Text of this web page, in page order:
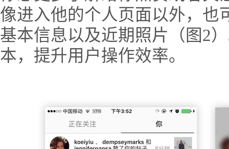
像进入他的个人页面以外，也
基本信息以及近期照片（图2
本，提升用户操作效率。